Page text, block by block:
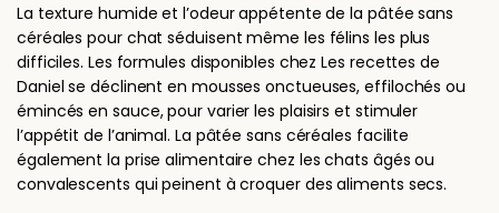
La texture humide et l’odeur appétente de la pâtée sans
céréales pour chat séduisent même les félins les plus
difficiles. Les formules disponibles chez Les recettes de
Daniel se déclinent en mousses onctueuses, effilochés ou
émincés en sauce, pour varier les plaisirs et stimuler
l’appétit de l’animal. La pâtée sans céréales facilite
également la prise alimentaire chez les chats âgés ou
convalescents qui peinent à croquer des aliments secs.